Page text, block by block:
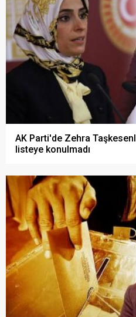
AK Parti'de Zehra
listeye konulmadı